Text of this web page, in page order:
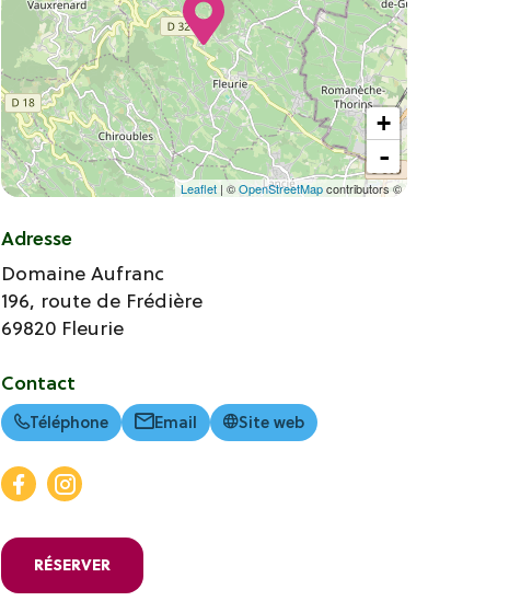
+
-
Leaflet | ©OpenStreetMapcontributors ©
Adresse
Domaine Aufranc
196, route de Frédière
69820 Fleurie
Contact
Téléphone Email Site web
RÉSERVER